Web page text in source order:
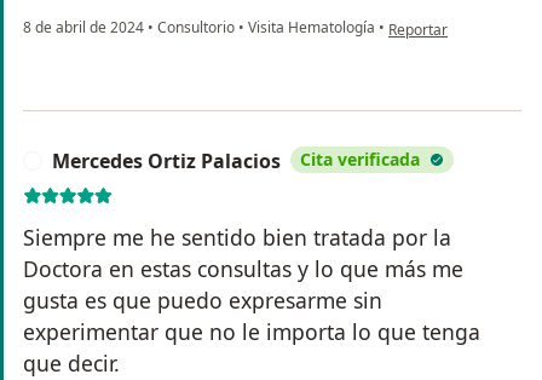
8 de abril de 2024 • Consultorio • Visita Hematología • en opinión del usuario
Reportar
Mercedes Ortiz Palacios Cita verificada
Siempre me he sentido bien tratada por la
Doctora en estas consultas y lo que más me
gusta es que puedo expresarme sin
experimentar que no le importa lo que tenga
que decir.